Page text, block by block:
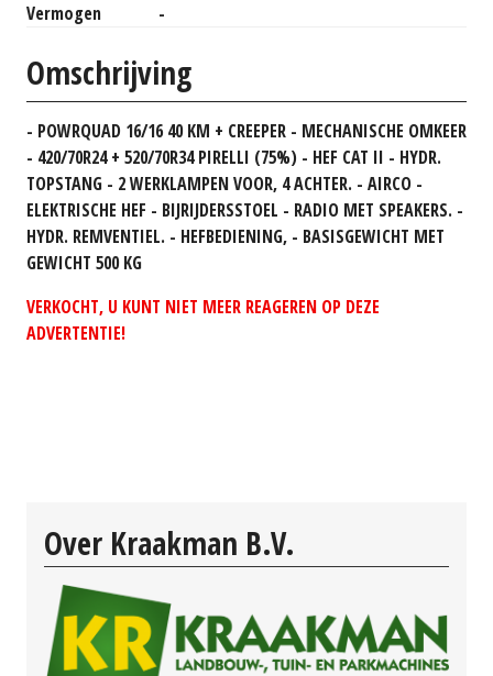
Vermogen
-
Omschrijving
- POWRQUAD 16/16 40 KM + CREEPER - MECHANISCHE OMKEER
- 420/70R24 + 520/70R34 PIRELLI (75%) - HEF CAT II - HYDR.
TOPSTANG - 2 WERKLAMPEN VOOR, 4 ACHTER. - AIRCO -
ELEKTRISCHE HEF - BIJRIJDERSSTOEL - RADIO MET SPEAKERS. -
HYDR. REMVENTIEL. - HEFBEDIENING, - BASISGEWICHT MET
GEWICHT 500 KG
VERKOCHT, U KUNT NIET MEER REAGEREN OP DEZE
ADVERTENTIE!
Over Kraakman B.V.